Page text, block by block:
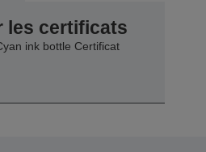
les certificats
ink bottle Certificat